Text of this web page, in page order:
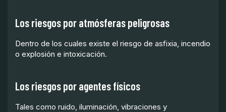
Los riesgos por atmósferas peligrosas
Dentro de los cuales existe el riesgo de asfixia, incendio
o explosión e intoxicación.
Los riesgos por agentes físicos
Tales como ruido, iluminación, vibraciones y